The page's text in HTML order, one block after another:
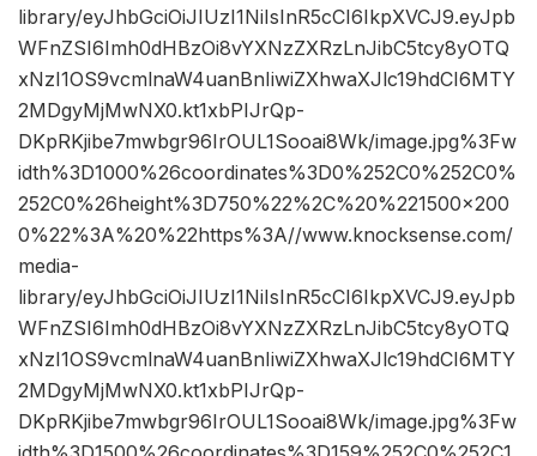
library/eyJhbGciOiJIUzI1NiIsInR5cCI6IkpXVCJ9.eyJpb
WFnZSI6Imh0dHBzOi8vYXNzZXRzLnJibC5tcy8yOTQ
xNzI1OS9vcmlnaW4uanBnIiwiZXhwaXJlc19hdCI6MTY
2MDgyMjMwNX0.kt1xbPIJrQp-
DKpRKjibe7mwbgr96IrOUL1Sooai8Wk/image.jpg%3Fw
idth%3D1000%26coordinates%3D0%252C0%252C0%
252C0%26height%3D750%22%2C%20%221500×200
0%22%3A%20%22https%3A//www.knocksense.com/
media-
library/eyJhbGciOiJIUzI1NiIsInR5cCI6IkpXVCJ9.eyJpb
WFnZSI6Imh0dHBzOi8vYXNzZXRzLnJibC5tcy8yOTQ
xNzI1OS9vcmlnaW4uanBnIiwiZXhwaXJlc19hdCI6MTY
2MDgyMjMwNX0.kt1xbPIJrQp-
DKpRKjibe7mwbgr96IrOUL1Sooai8Wk/image.jpg%3Fw